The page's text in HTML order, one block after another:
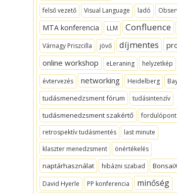
felső vezető Visual Language ladó
MTA konferencia LLM Confluence
Várnagy Priszcilla jövő díjmentes
online workshop
eLeraning helyzetkép
évtervezés networking Heidelberg
tudásmenedzsment fórum tudásintenzív
tudásmenedzsment szakértő
fordulópont
retrospektív tudásmentés
last minute
klaszter menedzsment
önértékelés
naptárhasználat hibázni szabad
David Hyerle PP konferencia minőség